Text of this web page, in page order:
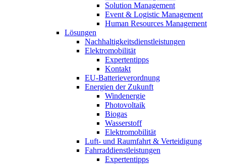
Solution Management
Event & Logistic Management
Human Resources Management
Lösungen
Nachhaltigkeitsdienstleistungen
Elektromobilität
Expertentipps
Kontakt
EU-Batterieverordnung
Energien der Zukunft
Windenergie
Photovoltaik
Biogas
Wasserstoff
Elektromobilität
Luft- und Raumfahrt & Verteidigung
Fahrraddienstleistungen
Expertentipps